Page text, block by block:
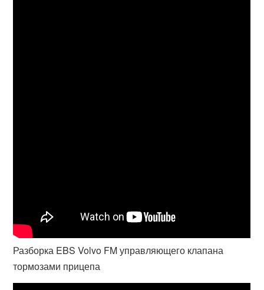
Разборка EBS Volvo FM управляющего клапана
тормозами прицепа